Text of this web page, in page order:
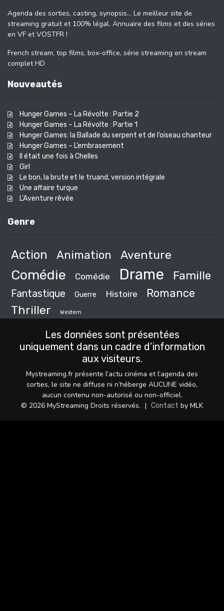
Agenda des sorties, casting, synopsis… Le meilleur site de
streaming gratuit et 100% légal. Annuaire des films et des séries
en VF et VOSTFR !
French stream, top films, box-office, série streaming en stream
complet HD
Nouveautés
Hunger Games – La Révolte : Partie 2
Hunger Games – La Révolte : Partie 1
Hunger Games: la Ballade du serpent et de l’oiseau chanteur
Hunger Games – L’embrasement
Il était une fois à Chelles
Girl
Le bon, la brute et le truand, version intégrale
Une affaire turque
L’Aventure rêvée
Genre
Action Animation Aventure
Comédie Comédie Drame Famille
Fantastique Guerre Histoire Romance
Thriller Western
Les données sont présentées
uniquement dans un cadre d’information
aux visiteurs.
Mystreaming.fr présente l’actu cinéma et l’agenda des
sorties, le site ne diffuse ni n’héberge AUCUNE vidéo,
aucun contenu non-autorisé ou non-officiel.
© 2026 MyStreaming Droits réservés. | Contact by MLK